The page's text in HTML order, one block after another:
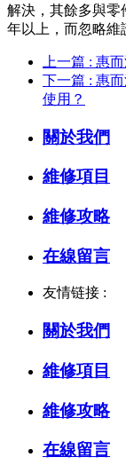
解決，其餘多與零
年以上，而忽略維
上一篇 : 惠
下一篇 : 惠
使用？
關於我們
維修項目
維修攻略
在線留言
友情链接 :
關於我們
維修項目
維修攻略
在線留言